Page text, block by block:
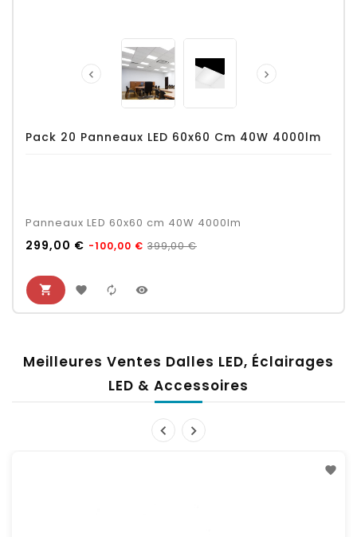
 
Pack 20 Panneaux LED 60x60 Cm 40W 4000lm
Panneaux LED 60x60 cm 40W 4000lm
299,00 € Prix
-100,00 € 399,00 €Prix
Meilleures Ventes Dalles LED, Éclairages
LED & Accessoires